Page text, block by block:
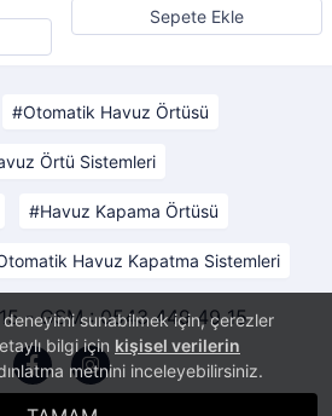
sunabilmek için, çerezler
bilgi için kişisel verilerin
metnini inceleyebilirsiniz.
Sepete Ekle
Otomatik Havuz Örtüsü
Örtü Sistemleri
Havuz Kapama Örtüsü
Havuz Kapatma Sistemleri
- GSM : 0543 449 49 15